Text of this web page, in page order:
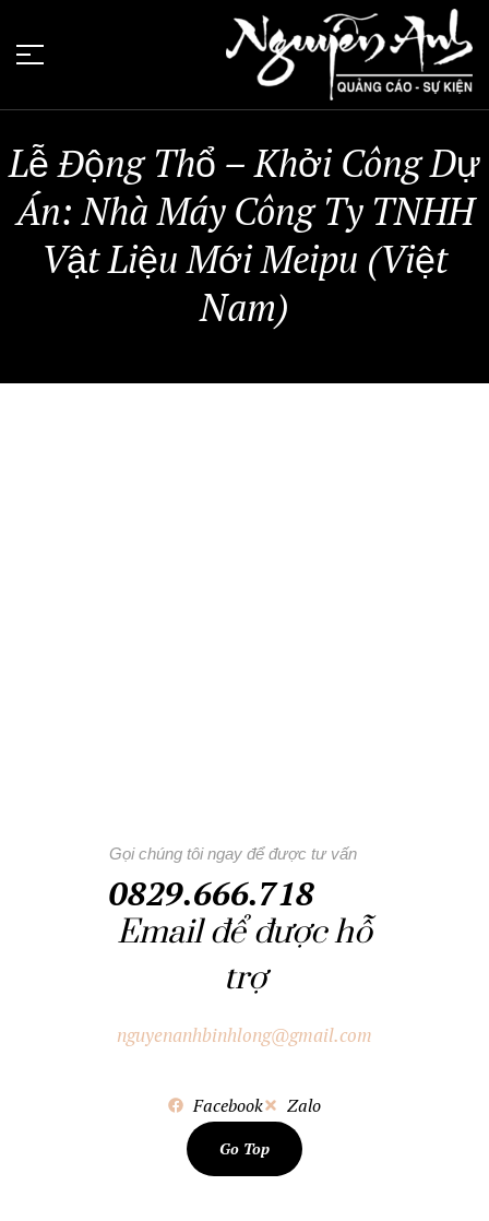
Lễ Động Thổ – Khởi Công Dự
Án: Nhà Máy Công Ty TNHH
Vật Liệu Mới Meipu (Việt
Nam)
Gọi chúng tôi ngay để được tư vấn
0829.666.718
Email để được hỗ
trợ
nguyenanhbinhlong@gmail.com
Facebook Zalo
Go Top